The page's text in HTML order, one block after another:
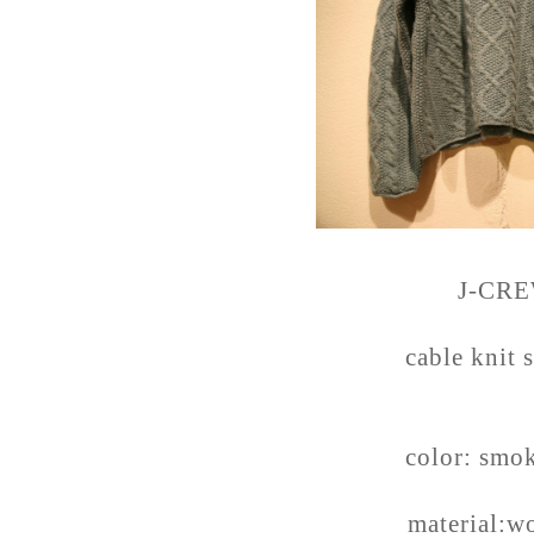
J-
cable knit
color: